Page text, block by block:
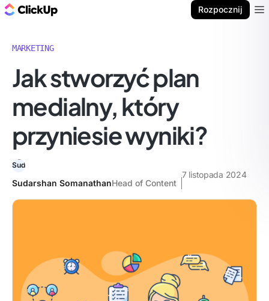
Rozpocznij
MARKETING
Jak stworzyć plan
medialny, który
przyniesie wyniki?
Sudarshan SomanathanHead of Content
7 listopada 2024